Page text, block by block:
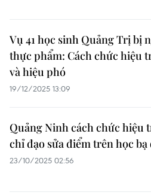
Vụ 41 học sinh Quảng Trị bị
thực phẩm: Cách chức hiệu
và hiệu phó
19/12/2025 13:09
Quảng Ninh cách chức hiệu
chỉ đạo sửa điểm trên học
23/10/2025 02:56